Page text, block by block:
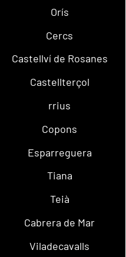
Orís
Cercs
Castellví de Rosanes
Castellterçol
rrius
Copons
Esparreguera
Tiana
Teià
Cabrera de Mar
Viladecavalls